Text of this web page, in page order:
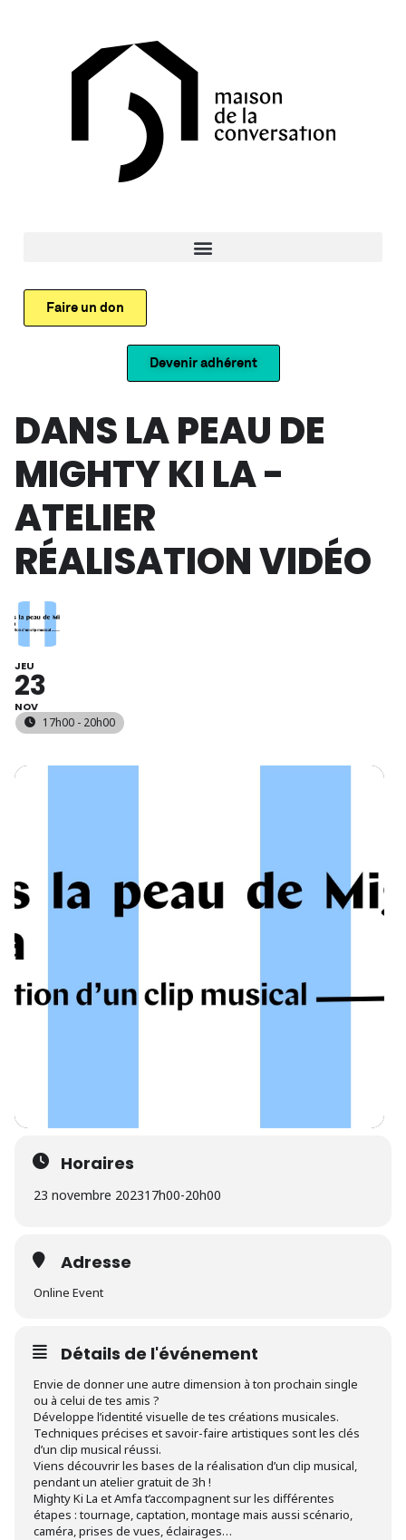
Faire un don
Devenir adhérent
DANS LA PEAU DE
MIGHTY KI LA -
ATELIER
RÉALISATION VIDÉO
JEU
23
NOV
17h00 - 20h00
Horaires
23 novembre 202317h00-20h00
Adresse
Online Event
Détails de l'événement
Envie de donner une autre dimension à ton prochain single
ou à celui de tes amis ?
Développe l’identité visuelle de tes créations musicales.
Techniques précises et savoir-faire artistiques sont les clés
d’un clip musical réussi.
Viens découvrir les bases de la réalisation d’un clip musical,
pendant un atelier gratuit de 3h !
Mighty Ki La et Amfa t’accompagnent sur les différentes
étapes : tournage, captation, montage mais aussi scénario,
caméra, prises de vues, éclairages…